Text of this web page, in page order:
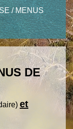
/MENUS
DE
et